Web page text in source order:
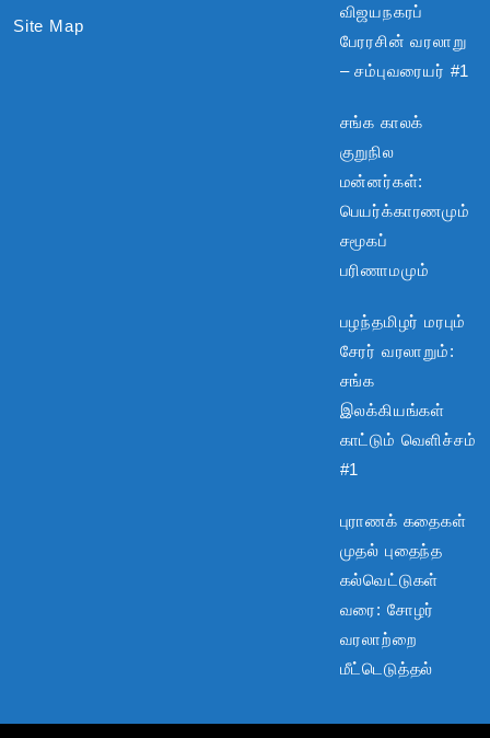
Site Map
விஜயநகரப்
பேரரசின் வரலாறு
– சம்புவரையர் #1
சங்க காலக்
குறுநில
மன்னர்கள்:
பெயர்க்காரணமும்
சமூகப்
பரிணாமமும்
பழந்தமிழர் மரபும்
சேரர் வரலாறும்:
சங்க
இலக்கியங்கள்
காட்டும் வெளிச்சம்
#1
புராணக் கதைகள்
முதல் புதைந்த
கல்வெட்டுகள்
வரை: சோழர்
வரலாற்றை
மீட்டெடுத்தல்